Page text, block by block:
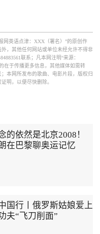
网英语点津：XXX（署名）”的原创作
，其他任何网站或单位未经允许不得非
联系；凡本网注明“来源：
在于传播更多信息，其他媒体如需转
本网所发布的歌曲、电影片段，版权归
明，以便尽快删除。
的依然是北京2008！
在巴黎聊奥运记忆
国行丨俄罗斯姑娘爱上
夫“飞刀削面”